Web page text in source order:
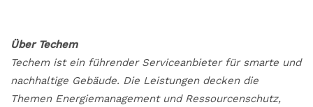
Über Techem
Techem ist ein führender Serviceanbieter für smarte und
nachhaltige Gebäude. Die Leistungen decken die
Themen Energiemanagement und Ressourcenschutz,